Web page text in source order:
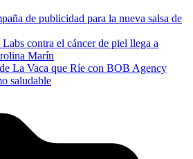
de publicidad para la nueva salsa de
contra el cáncer de piel llega a
Marín
La Vaca que Ríe con BOB Agency
saludable